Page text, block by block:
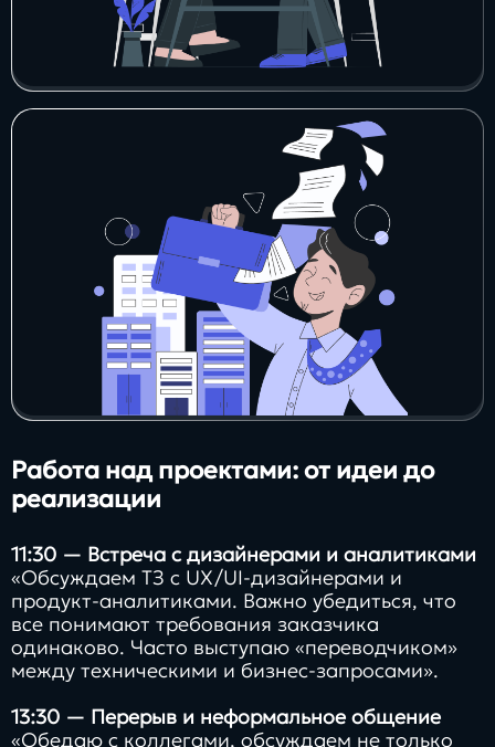
Работа над проектами: от идеи до
реализации
11:30 — Встреча с дизайнерами и аналитиками
«Обсуждаем ТЗ с UX/UI-дизайнерами и
продукт-аналитиками. Важно убедиться, что
все понимают требования заказчика
одинаково. Часто выступаю «переводчиком»
между техническими и бизнес-запросами».
13:30 — Перерыв и неформальное общение
«Обедаю с коллегами, обсуждаем не только